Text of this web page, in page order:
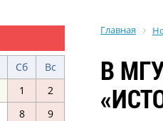
Сб
Вс
1
2
8
9
Главная
В